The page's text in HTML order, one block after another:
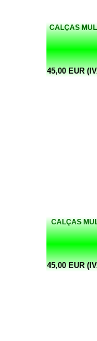
CALÇAS
45,00 EUR
CALÇAS
45,00 EUR